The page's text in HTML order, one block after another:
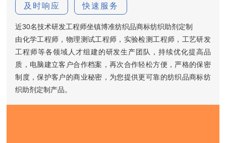
及时响应 快速服务
近30名技术研发工程师坐镇博准纺织品商标纺织助剂定制
由化学工程师，物理测试工程师，实验检测工程师，工艺研发
工程师等各领域人才组建的研发生产团队，持续优化提高品
质，电脑建立客户合作档案，再次合作轻松方便，严格的保密
制度，保护客户的商业秘密，为您提供更可靠的纺织品商标纺
织助剂定制产品。